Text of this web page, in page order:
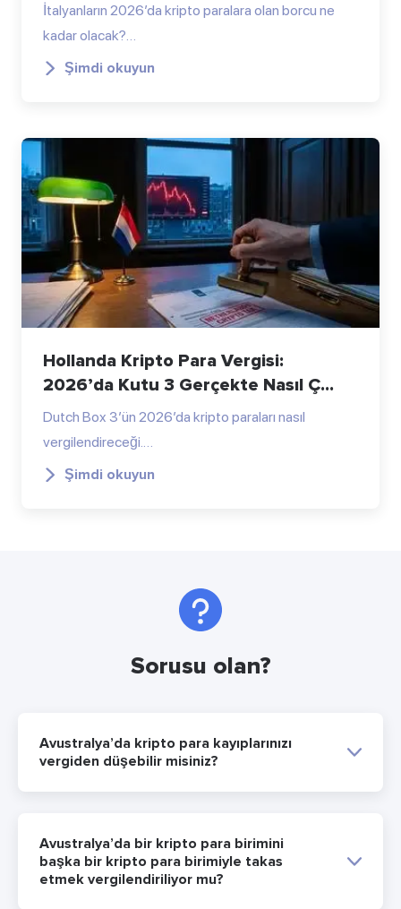
İtalyanların 2026’da kripto paralara olan borcu ne
kadar olacak?…
Şimdi okuyun
Hollanda Kripto Para Vergisi:
2026’da Kutu 3 Gerçekte Nasıl Ç...
Dutch Box 3’ün 2026’da kripto paraları nasıl
vergilendireceği.…
Şimdi okuyun
Sorusu olan?
Avustralya’da kripto para kayıplarınızı
vergiden düşebilir misiniz?
Avustralya’da bir kripto para birimini
başka bir kripto para birimiyle takas
etmek vergilendiriliyor mu?